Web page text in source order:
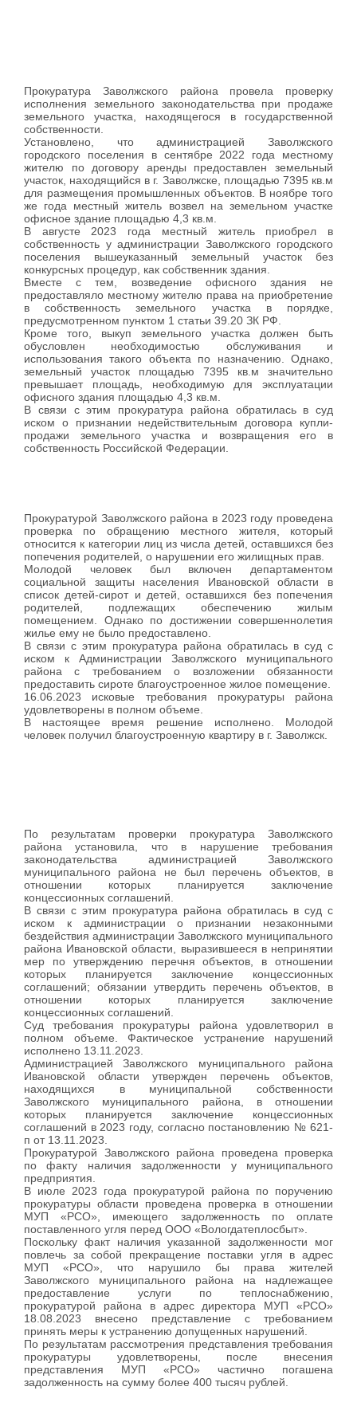
Прокуратура Заволжского района провела проверку
исполнения земельного законодательства при продаже
земельного участка, находящегося в государственной
собственности.
Установлено, что администрацией Заволжского
городского поселения в сентябре 2022 года местному
жителю по договору аренды предоставлен земельный
участок, находящийся в г. Заволжске, площадью 7395 кв.м
для размещения промышленных объектов. В ноябре того
же года местный житель возвел на земельном участке
офисное здание площадью 4,3 кв.м.
В августе 2023 года местный житель приобрел в
собственность у администрации Заволжского городского
поселения вышеуказанный земельный участок без
конкурсных процедур, как собственник здания.
Вместе с тем, возведение офисного здания не
предоставляло местному жителю права на приобретение
в собственность земельного участка в порядке,
предусмотренном пунктом 1 статьи 39.20 ЗК РФ.
Кроме того, выкуп земельного участка должен быть
обусловлен необходимостью обслуживания и
использования такого объекта по назначению. Однако,
земельный участок площадью 7395 кв.м значительно
превышает площадь, необходимую для эксплуатации
офисного здания площадью 4,3 кв.м.
В связи с этим прокуратура района обратилась в суд
иском о признании недействительным договора купли-
продажи земельного участка и возвращения его в
собственность Российской Федерации.
Прокуратурой Заволжского района в 2023 году проведена
проверка по обращению местного жителя, который
относится к категории лиц из числа детей, оставшихся без
попечения родителей, о нарушении его жилищных прав.
Молодой человек был включен департаментом
социальной защиты населения Ивановской области в
список детей-сирот и детей, оставшихся без попечения
родителей, подлежащих обеспечению жилым
помещением. Однако по достижении совершеннолетия
жилье ему не было предоставлено.
В связи с этим прокуратура района обратилась в суд с
иском к Администрации Заволжского муниципального
района с требованием о возложении обязанности
предоставить сироте благоустроенное жилое помещение.
16.06.2023 исковые требования прокуратуры района
удовлетворены в полном объеме.
В настоящее время решение исполнено. Молодой
человек получил благоустроенную квартиру в г. Заволжск.
По результатам проверки прокуратура Заволжского
района установила, что в нарушение требования
законодательства администрацией Заволжского
муниципального района не был перечень объектов, в
отношении которых планируется заключение
концессионных соглашений.
В связи с этим прокуратура района обратилась в суд с
иском к администрации о признании незаконными
бездействия администрации Заволжского муниципального
района Ивановской области, выразившееся в непринятии
мер по утверждению перечня объектов, в отношении
которых планируется заключение концессионных
соглашений; обязании утвердить перечень объектов, в
отношении которых планируется заключение
концессионных соглашений.
Суд требования прокуратуры района удовлетворил в
полном объеме. Фактическое устранение нарушений
исполнено 13.11.2023.
Администрацией Заволжского муниципального района
Ивановской области утвержден перечень объектов,
находящихся в муниципальной собственности
Заволжского муниципального района, в отношении
которых планируется заключение концессионных
соглашений в 2023 году, согласно постановлению № 621-
п от 13.11.2023.
Прокуратурой Заволжского района проведена проверка
по факту наличия задолженности у муниципального
предприятия.
В июле 2023 года прокуратурой района по поручению
прокуратуры области проведена проверка в отношении
МУП «РСО», имеющего задолженность по оплате
поставленного угля перед ООО «Вологдатеплосбыт».
Поскольку факт наличия указанной задолженности мог
повлечь за собой прекращение поставки угля в адрес
МУП «РСО», что нарушило бы права жителей
Заволжского муниципального района на надлежащее
предоставление услуги по теплоснабжению,
прокуратурой района в адрес директора МУП «РСО»
18.08.2023 внесено представление с требованием
принять меры к устранению допущенных нарушений.
По результатам рассмотрения представления требования
прокуратуры удовлетворены, после внесения
представления МУП «РСО» частично погашена
задолженность на сумму более 400 тысяч рублей.